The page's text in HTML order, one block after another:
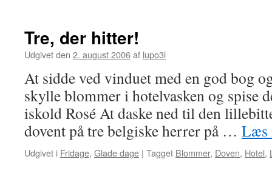
Tre, der hitter!
Udgivet den 2. august 2006af lupo3l
At sidde ved vinduet med en god bog
skylle blommer i hotelvasken og spise
iskold Rosé At daske ned til den
dovent på tre belgiske herrer på … Læs
Udgivet i Fridage, Glade dage | Tagget Blommer, Doven, Hotel,